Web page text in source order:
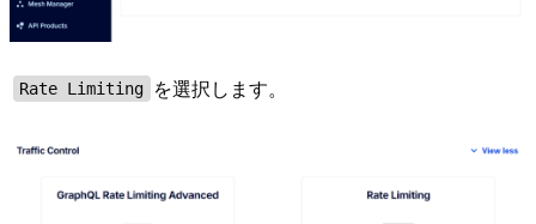
Rate Limiting を選択します。